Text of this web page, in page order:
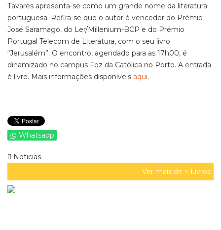
Tavares apresenta-se como um grande nome da literatura
portuguesa. Refira-se que o autor é vencedor do Prémio
José Saramago, do Ler/Millenium-BCP e do Prémio
Portugal Telecom de Literatura, com o seu livro
“Jerusalém”. O encontro, agendado para as 17h00, é
dinamizado no campus Foz da Católica no Porto. A entrada
é livre. Mais informações disponíveis aqui.
Whatsapp
Noticias
Ver mais de > Livros